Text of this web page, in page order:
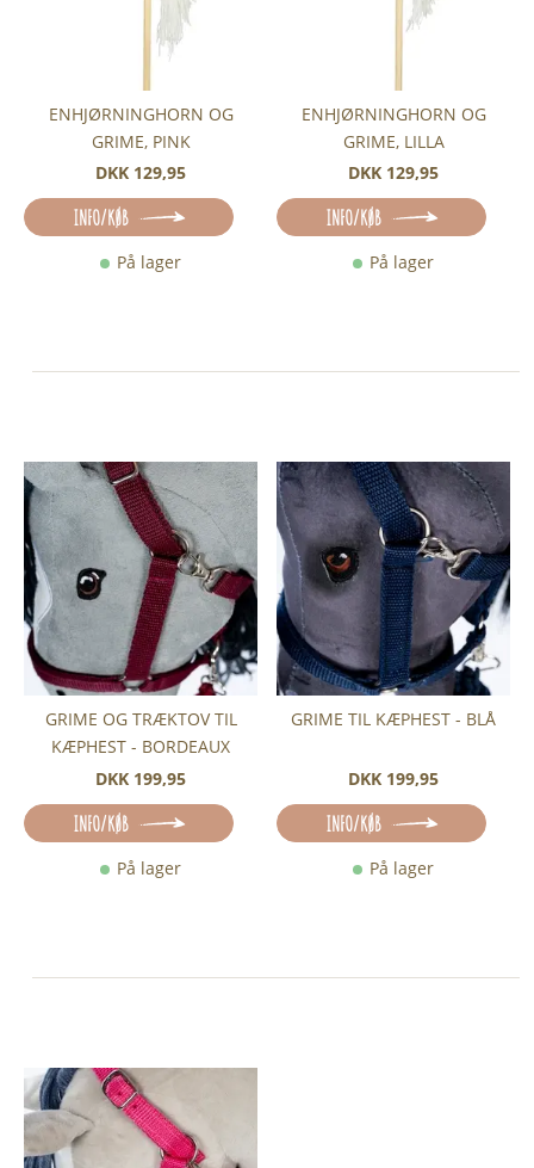
ENHJØRNINGHORN OG
GRIME, PINK
DKK 129,95
INFO/KØB
På lager
ENHJØRNINGHORN OG
GRIME, LILLA
DKK 129,95
INFO/KØB
På lager
GRIME OG TRÆKTOV TIL
KÆPHEST - BORDEAUX
DKK 199,95
INFO/KØB
På lager
GRIME TIL KÆPHEST - BLÅ
DKK 199,95
INFO/KØB
På lager